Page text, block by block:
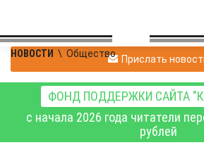
НОВОСТИ \ Общество Прислать
ФОНД ПОДДЕРЖКИ САЙТА
с начала 2026 года читатели
рублей